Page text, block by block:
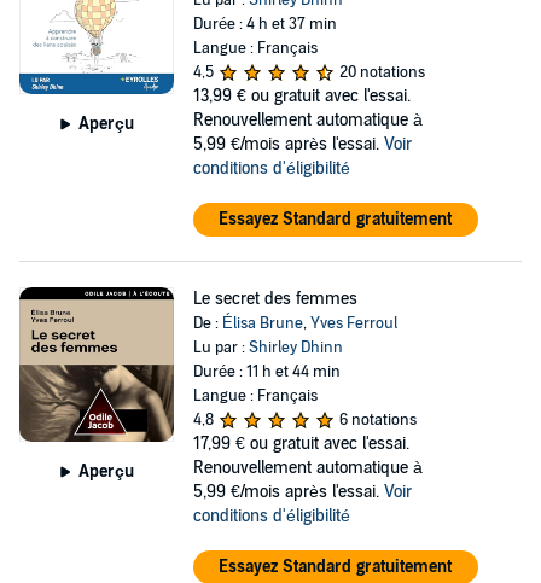
Aperçu
Durée : 4 h et 37 min
Langue : Français
4,5
20 notations
13,99 € ou gratuit avec l'essai.
Renouvellement automatique à
5,99 €/mois après l'essai. Voir
conditions d'éligibilité
Essayez Standard gratuitement
Aperçu
Le secret des femmes
De : Élisa Brune,Yves Ferroul
Lu par :Shirley Dhinn
Durée : 11 h et 44 min
Langue : Français
4,8
6 notations
17,99 € ou gratuit avec l'essai.
Renouvellement automatique à
5,99 €/mois après l'essai. Voir
conditions d'éligibilité
Essayez Standard gratuitement